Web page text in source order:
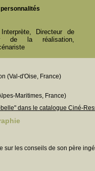
Directeur de
de la réalisation,
(Val-d'Oise, France)
Maritimes, France)
dans le catalogue Ciné-
sur les conseils de son père